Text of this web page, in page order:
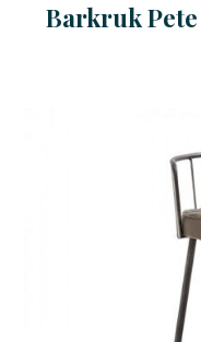
Barkruk Pete